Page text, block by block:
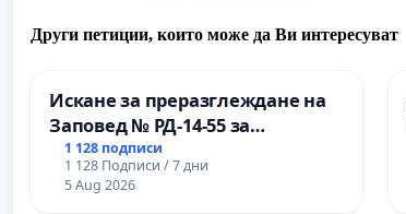
Други петиции, които може да Ви интересуват
Искане за преразглеждане на
Заповед № РД-14-55 за
вливането на
Професионалната гимназия по
промишлени технологии в
1 128 подписи
1 128 Подписи / 7 дни
5 Aug 2026